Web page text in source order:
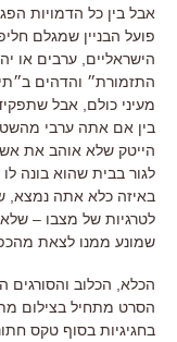
אבל בין כל הדמויות
פועל הבניין שמגלם
הישראליים ערבים או
התזמורת״ והדהים
מעיני כולם
אבל
בין אם אתה ערבי
הייטק שלא אוהב את
לגור בבית שהוא בונה לו
באיזה כלא אתה נמצא
לטרגיות של מצבו – שלא
שמונע ממנו לצאת
הכלא הכלוב והסורגים
הסרט מתחיל בצילום
בחגיגיות בסוף טקס